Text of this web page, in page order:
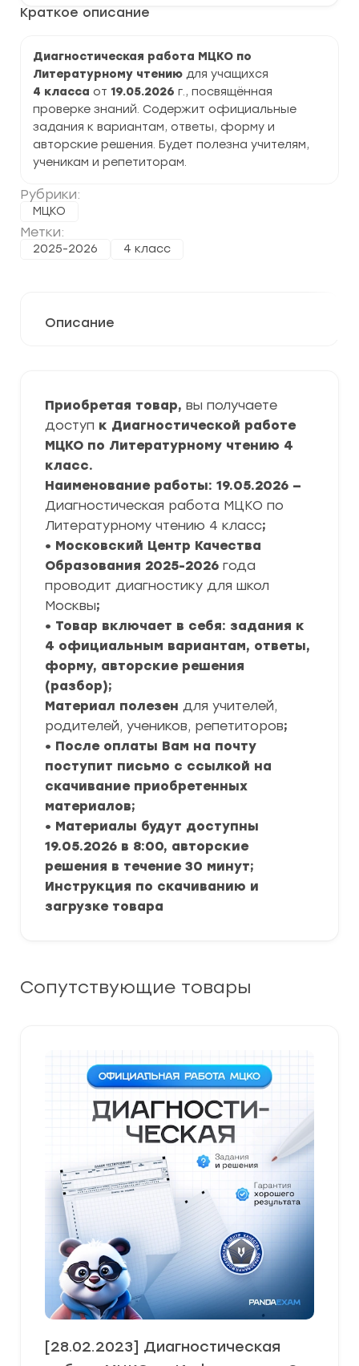
Краткое описание
Диагностическая работа МЦКО по
Литературному чтению для учащихся
4 класса от 19.05.2026 г., посвящённая
проверке знаний. Содержит официальные
задания к вариантам, ответы, форму и
авторские решения. Будет полезна учителям,
ученикам и репетиторам.
Рубрики:
МЦКО
Метки:
2025-2026 4 класс
Литературному
класс
задания,
ответы
Описание
Приобретая товар, вы получаете
доступ к Диагностической работе
МЦКО по Литературному чтению 4
класс.
Наименование работы: 19.05.2026 —
Диагностическая работа МЦКО по
Литературному чтению 4 класс;
• Московский Центр Качества
Образования 2025-2026 года
проводит диагностику для школ
Москвы;
• Товар включает в себя: задания к
4 официальным вариантам, ответы,
форму, авторские решения
(разбор);
Материал полезен для учителей,
родителей, учеников, репетиторов;
• После оплаты Вам на почту
поступит письмо с ссылкой на
скачивание приобретенных
материалов;
• Материалы будут доступны
19.05.2026 в 8:00, авторские
решения в течение 30 минут;
Инструкция по скачиванию и
загрузке товара
Сопутствующие товары
[28.02.2023] Диагностическая